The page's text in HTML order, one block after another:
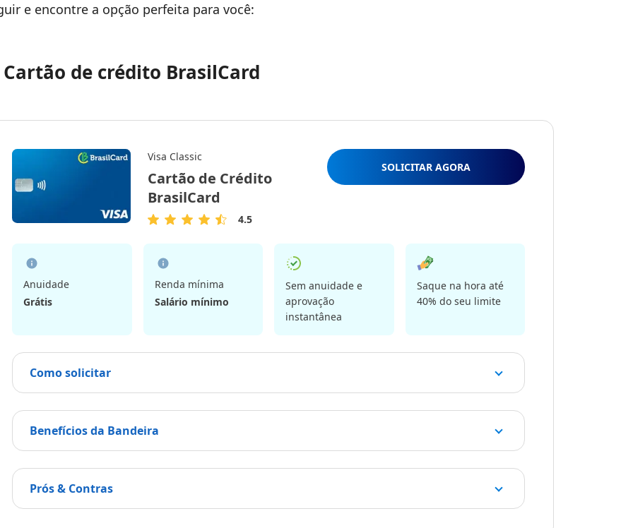
e encontre a opção perfeita para você:
Cartão de crédito BrasilCard
Visa Classic
Cartão de Crédito
BrasilCard
4.5
Estrelas
4.5
SOLICITAR AGORA
Anuidade
Grátis
Renda mínima
Salário mínimo
Sem anuidade e
aprovação
instantânea
Saque na hora até
40% do seu limite
Como solicitar
Benefícios da Bandeira
Prós & Contras